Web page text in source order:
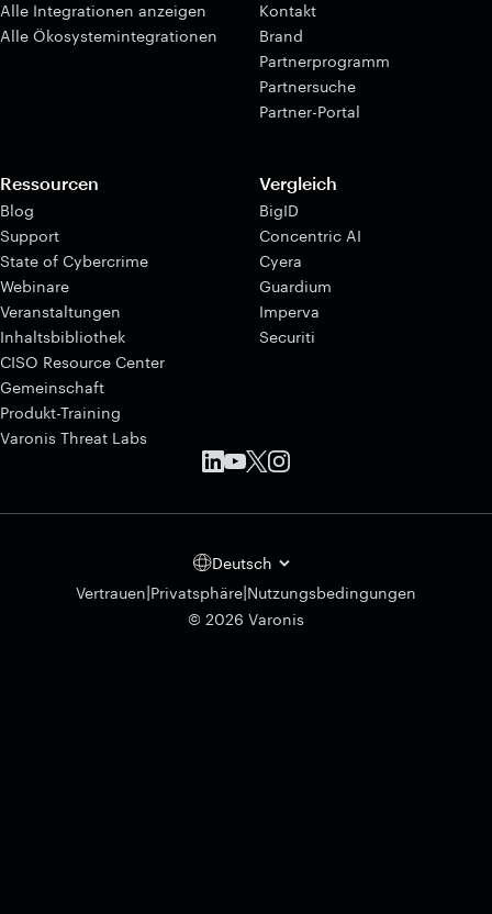
Alle Integrationen anzeigen
Alle Ökosystemintegrationen
Kontakt
Brand
Partnerprogramm
Partnersuche
Partner-Portal
Ressourcen
Blog
Support
State of Cybercrime
Webinare
Veranstaltungen
Inhaltsbibliothek
CISO Resource Center
Gemeinschaft
Produkt-Training
Varonis Threat Labs
Vergleich
BigID
Concentric AI
Cyera
Guardium
Imperva
Securiti
Deutsch
Vertrauen|Privatsphäre|Nutzungsbedingungen
© 2026 Varonis